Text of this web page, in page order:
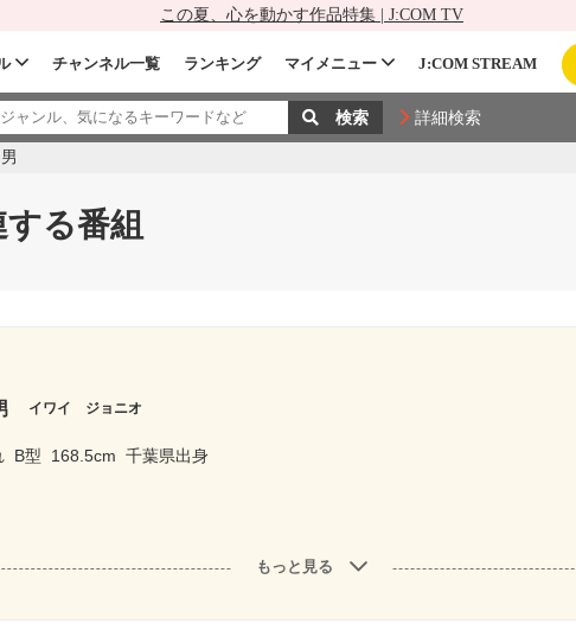
この夏、心を動かす作品特集 | J:COM TV
チャンネル一覧 ランキング マイメニュー J:COM STREAM
詳細検索
る番組
イワイ ジョニオ
B型 168.5cm 千葉県出身
もっと見る